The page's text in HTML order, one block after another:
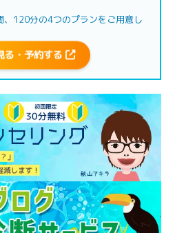
120分の4つのプランをご用意し
る・予約する